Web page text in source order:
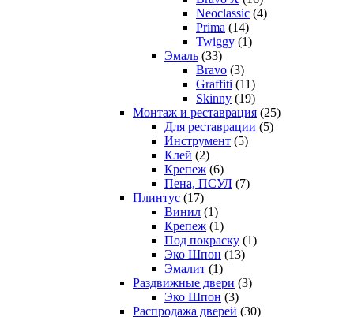
Neoclassic (4)
Prima (14)
Twiggy (1)
Эмаль (33)
Bravo (3)
Graffiti (11)
Skinny (19)
Монтаж и реставрация (25)
Для реставрации (5)
Инструмент (5)
Клей (2)
Крепеж (6)
Пена, ПСУЛ (7)
Плинтус (17)
Винил (1)
Крепеж (1)
Под покраску (1)
Эко Шпон (13)
Эмалит (1)
Раздвижные двери (3)
Эко Шпон (3)
Распродажа дверей (30)